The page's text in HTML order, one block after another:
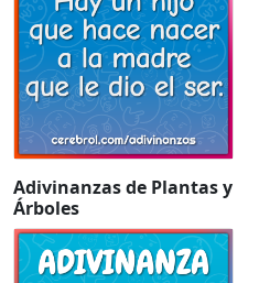
Adivinanzas de Plantas y
Árboles